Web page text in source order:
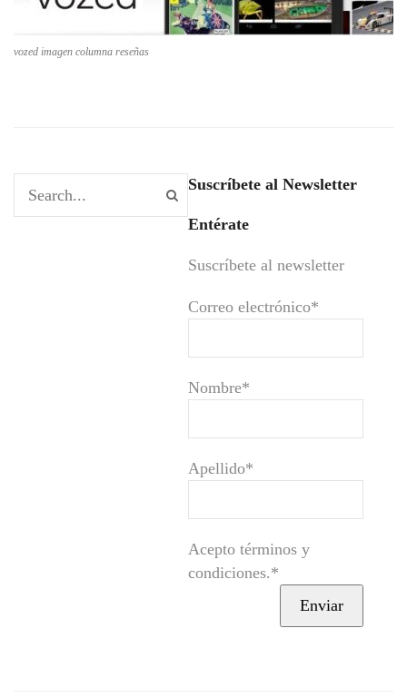
vozed imagen columna reseñas
Suscríbete al Newsletter
Entérate
Suscríbete al newsletter
Correo electrónico*
Nombre*
Apellido*
Acepto términos y
condiciones.*